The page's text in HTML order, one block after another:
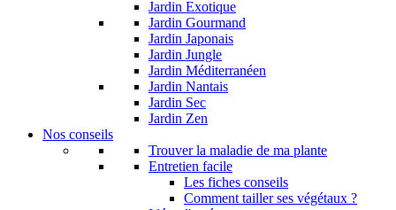
Jardin Exotique
Jardin Gourmand
Jardin Japonais
Jardin Jungle
Jardin Méditerranéen
Jardin Nantais
Jardin Sec
Jardin Zen
Nos conseils
Trouver la maladie de ma plante
Entretien facile
Les fiches conseils
Comment tailler ses végétaux ?